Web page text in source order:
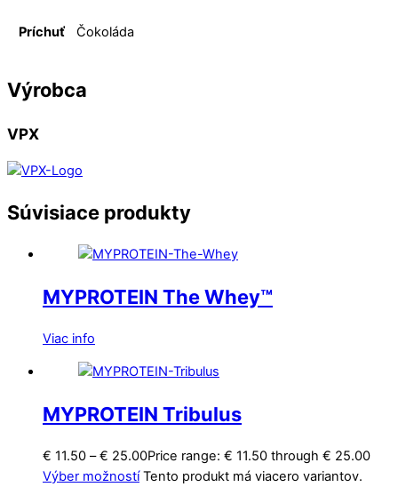
Príchuť Čokoláda
Výrobca
VPX
Súvisiace produkty
MYPROTEIN The Whey™
Viac info
MYPROTEIN Tribulus
€ 11.50 – € 25.00Price range: € 11.50 through € 25.00
Výber možností Tento produkt má viacero variantov.